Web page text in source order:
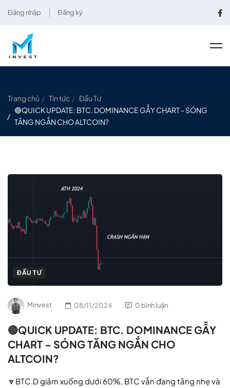
Đăng nhập Đăng ký
Trang chủ Tin tức
Đầu Tư
🔴QUICK UPDATE: BTC. DOMINANCE GẪY CHART - SÓNG
TĂNG NGẮN CHO ALTCOIN?
ĐẦU TƯ
Minvest 08/11/2024 0 bình luận
🔴QUICK UPDATE: BTC. DOMINANCE GẪY
CHART – SÓNG TĂNG NGẮN CHO
ALTCOIN?
🔽BTC.D giảm xuống dưới 60%, BTC vẫn đang tăng nhẹ và